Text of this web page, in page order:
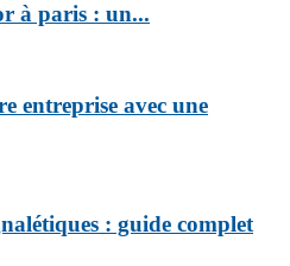
à paris : un...
entreprise avec une
: guide complet